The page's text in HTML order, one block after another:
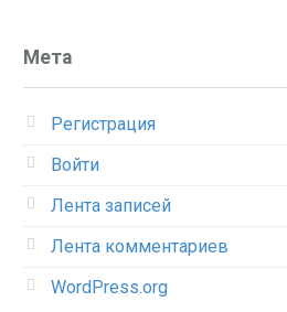
Мета
Регистрация
Войти
Лента записей
Лента комментариев
WordPress.org